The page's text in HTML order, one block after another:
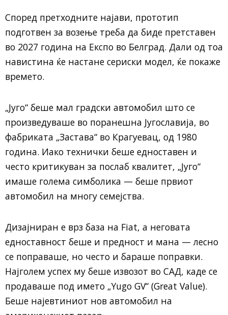
Според претходните најави, прототип
подготвен за возење треба да биде претставен
во 2027 година на Експо во Белград. Дали од тоа
навистина ќе настане сериски модел, ќе покаже
времето.
„Југо“ беше мал градски автомобил што се
произведуваше во поранешна Југославија, во
фабриката „Застава“ во Крагуевац, од 1980
година. Иако технички беше едноставен и
често критикуван за послаб квалитет, „Југо“
имаше голема симболика — беше првиот
автомобил на многу семејства.
Дизајниран е врз база на Fiat, а неговата
едноставност беше и предност и мана — лесно
се поправаше, но често и бараше поправки.
Најголем успех му беше извозот во САД, каде се
продаваше под името „Yugo GV“ (Great Value).
Беше најевтиниот нов автомобил на